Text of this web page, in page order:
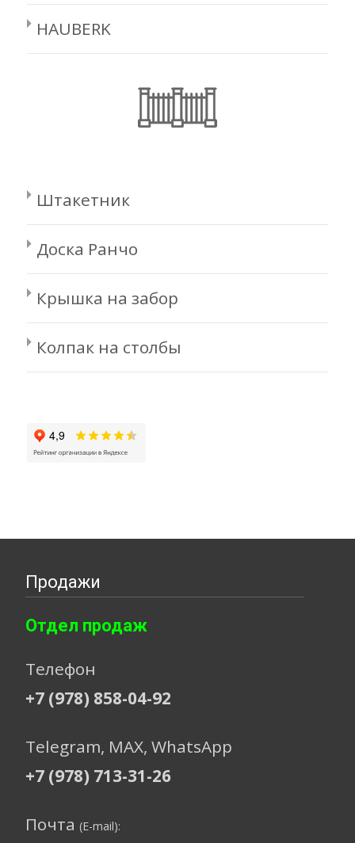
HAUBERK
Штакетник
Доска Ранчо
Крышка на забор
Колпак на столбы
Продажи
Отдел продаж
Телефон
+7 (978) 858-04-92
Telegram, МАХ, WhatsApp
+7 (978) 713-31-26
Почта (E-mail):